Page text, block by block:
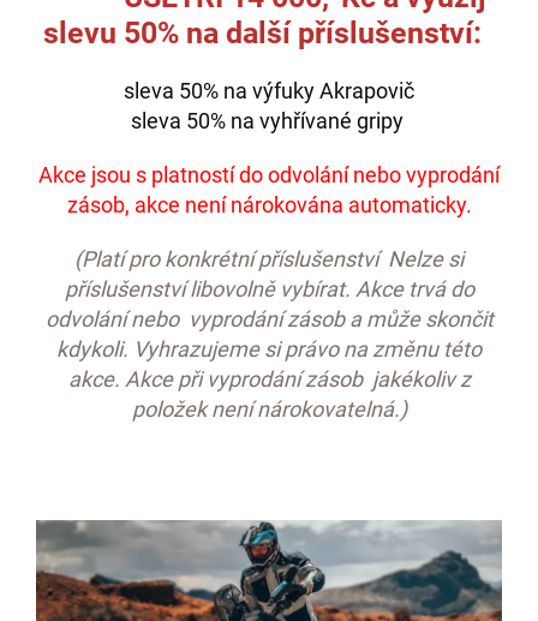
slevu 50% na další příslušenství:
sleva 50% na výfuky Akrapovič
sleva 50% na vyhřívané gripy
Akce jsou s platností do odvolání nebo vyprodání
zásob, akce není nárokována automaticky.
(Platí pro konkrétní příslušenství Nelze si
příslušenství libovolně vybírat. Akce trvá do
odvolání nebo vyprodání zásob a může skončit
kdykoli. Vyhrazujeme si právo na změnu této
akce. Akce při vyprodání zásob jakékoliv z
položek není nárokovatelná.)